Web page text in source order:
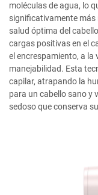
moléculas de agua, lo
significativamente
salud óptima del
cargas positivas en el
el encrespamiento, a la
manejabilidad. Esta
capilar, atrapando la
para un cabello sano y
sedoso que conserva